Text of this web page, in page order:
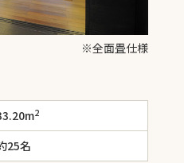
※全面畳仕様
2
25名